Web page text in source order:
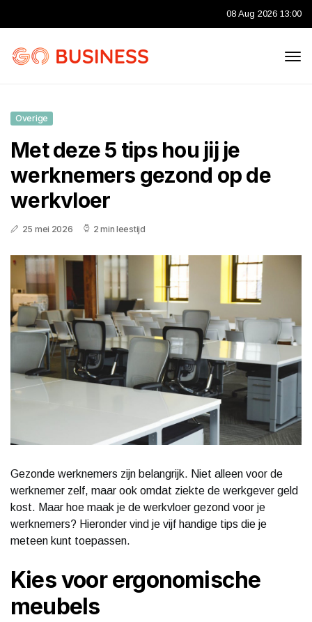
08 Aug 2026 13:00
Overige
Met deze 5 tips hou jij je
werknemers gezond op de
werkvloer
25 mei 2026 2 min leestijd
Gezonde werknemers zijn belangrijk. Niet alleen voor de
werknemer zelf, maar ook omdat ziekte de werkgever geld
kost. Maar hoe maak je de werkvloer gezond voor je
werknemers? Hieronder vind je vijf handige tips die je
meteen kunt toepassen.
Kies voor ergonomische
meubels